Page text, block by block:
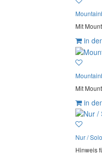
Mit
in
Mit
in
Nur /
Hinweis